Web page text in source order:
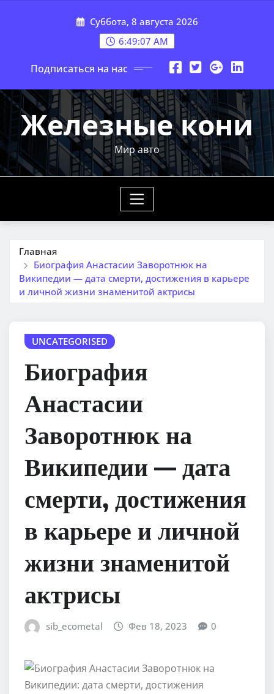
Суббота, 8 августа 2026
6:49:08 AM
Подписаться на нас
Железные кони
Мир авто
Главная
Биография Анастасии Заворотнюк на
Википедии — дата смерти, достижения в карьере
и личной жизни знаменитой актрисы
UNCATEGORISED
Биография
Анастасии
Заворотнюк на
Википедии — дата
смерти, достижения
в карьере и личной
жизни знаменитой
актрисы
sib_ecometal Фев 18, 2023 0